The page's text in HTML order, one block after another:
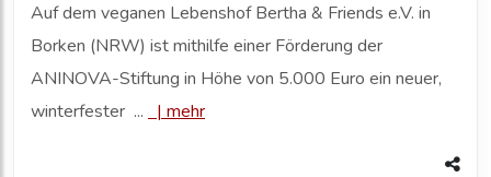
Auf dem veganen Lebenshof Bertha & Friends e.V. in
Borken (NRW) ist mithilfe einer Förderung der
ANINOVA-Stiftung in Höhe von 5.000 Euro ein neuer,
winterfester ...
| mehr